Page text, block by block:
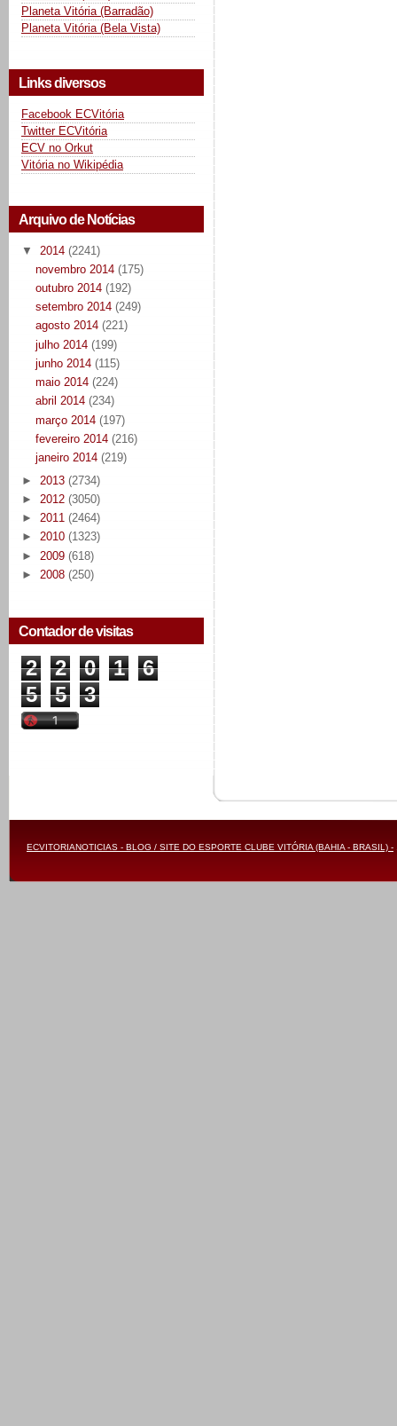
Planeta Vitória (Barradão)
Planeta Vitória (Bela Vista)
Links diversos
Facebook ECVitória
Twitter ECVitória
ECV no Orkut
Vitória no Wikipédia
Arquivo de Notícias
▼ 2014 (2241)
novembro 2014 (175)
outubro 2014 (192)
setembro 2014 (249)
agosto 2014 (221)
julho 2014 (199)
junho 2014 (115)
maio 2014 (224)
abril 2014 (234)
março 2014 (197)
fevereiro 2014 (216)
janeiro 2014 (219)
► 2013 (2734)
► 2012 (3050)
► 2011 (2464)
► 2010 (1323)
► 2009 (618)
► 2008 (250)
Contador de visitas
2 2 0 1
6
5
5 3
ECVITORIANOTICIAS - BLOG / SITE DO ESPORTE CLUBE VITÓRIA (BAHIA - BRASIL) -